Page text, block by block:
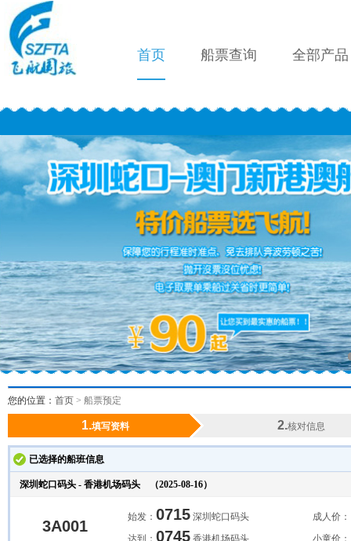
首页 船票查询 全部产品
您的位置： 首页 > 船票预定
1.填写资料 2.核对信息
已选择的船班信息
深圳蛇口码头 - 香港机场码头 （2025-08-16）
3A001
始发： 0715 深圳蛇口码头
达到： 0745 香港机场码头
成人价：
小童价：